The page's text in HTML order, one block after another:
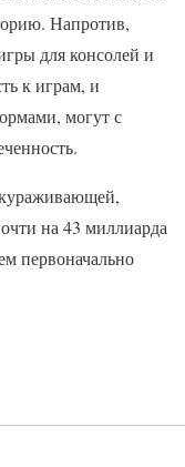
Напротив,
для консолей и
к играм, и
могут с
на 43 миллиарда
первоначально